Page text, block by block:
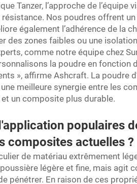
Tanzer, l’approche de l’équipe
Nos poudres offrent
également l’adhérence de la
des zones faibles ou une
comme notre équipe chez
la poudre en fonction
», affirme Ashcraft. La poudre
meilleure synergie entre les
un composite plus durable.
populaires
composites actuelles ?
de matériau extrêmement
légère et fine, mais agit
pénétrer. En raison de ces